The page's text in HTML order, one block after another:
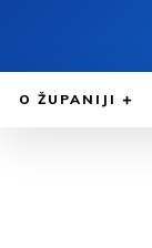
O ŽUPANIJI